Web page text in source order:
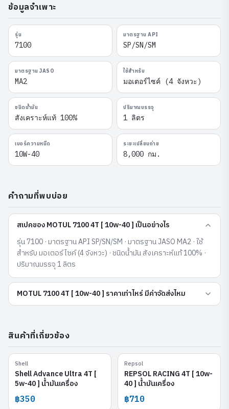
ข้อมูลจำเพาะ
รุ่น
7100
มาตรฐาน API
SP/SN/SM
มาตรฐาน JASO
MA2
ใช้สำหรับ
มอเตอร์ไซค์ (4 จังหวะ)
ชนิดน้ำมัน
สังเคราะห์แท้ 100%
ปริมาณบรรจุ
1 ลิตร
เบอร์ความหนืด
10W-40
ระยะเปลี่ยนถ่าย
8,000 กม.
คำถามที่พบบ่อย
สเปคของ MOTUL 7100 4T [ 10w-40 ] เป็นอย่างไร
รุ่น 7100 · มาตรฐาน API SP/SN/SM · มาตรฐาน JASO MA2 · ใช้
สำหรับ มอเตอร์ไซค์ (4 จังหวะ) · ชนิดน้ำมัน สังเคราะห์แท้ 100% ·
ปริมาณบรรจุ 1 ลิตร
MOTUL 7100 4T [ 10w-40 ] ราคาเท่าไหร่ มีค่าจัดส่งไหม
สินค้าที่เกี่ยวข้อง
Shell Advance Ultra 4T [ 5w-
40 ]
Shell
Shell Advance Ultra 4T [
5w-40 ] น้ำมันเครื่อง
฿350
REPSOL RACING 4T [ 10w-40 ]
Repsol
REPSOL RACING 4T [ 10w-
40 ] น้ำมันเครื่อง
฿710